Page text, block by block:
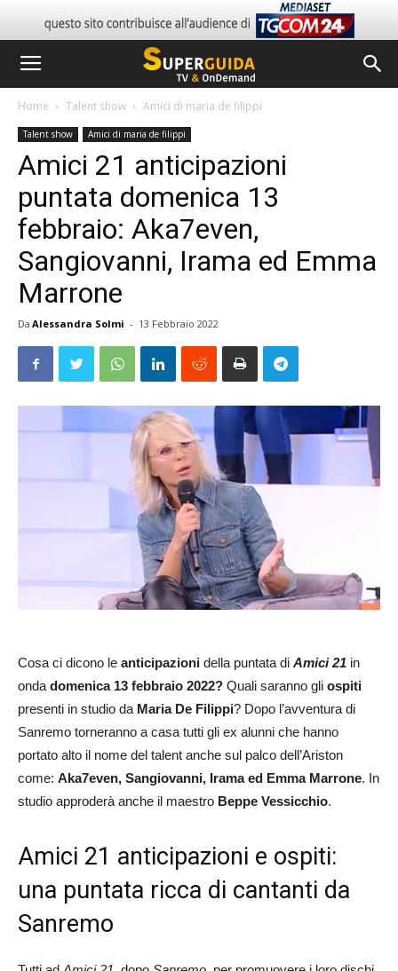
Home Talent show Amici di maria de filippi
Talent show Amici di maria de filippi
Amici 21 anticipazioni
puntata domenica 13
febbraio: Aka7even,
Sangiovanni, Irama ed Emma
Marrone
Da Alessandra Solmi - 13 Febbraio 2022
Cosa ci dicono le anticipazioni della puntata di Amici 21 in
onda domenica 13 febbraio 2022? Quali saranno gli ospiti
presenti in studio da Maria De Filippi? Dopo l’avventura di
Sanremo torneranno a casa tutti gli ex alunni che hanno
portato alto il nome del talent anche sul palco dell’Ariston
come: Aka7even, Sangiovanni, Irama ed Emma Marrone. In
studio approderà anche il maestro Beppe Vessicchio.
Amici 21 anticipazioni e ospiti:
una puntata ricca di cantanti da
Sanremo